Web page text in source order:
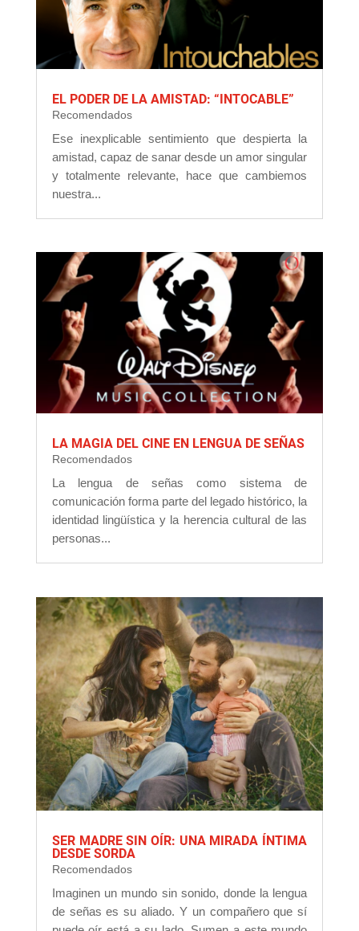
EL PODER DE LA AMISTAD: “INTOCABLE”
Recomendados
Ese inexplicable sentimiento que despierta la
amistad, capaz de sanar desde un amor singular
y totalmente relevante, hace que cambiemos
nuestra...
LA MAGIA DEL CINE EN LENGUA DE SEÑAS
Recomendados
La lengua de señas como sistema de
comunicación forma parte del legado histórico, la
identidad lingüística y la herencia cultural de las
personas...
SER MADRE SIN OÍR: UNA MIRADA ÍNTIMA
DESDE SORDA
Recomendados
Imaginen un mundo sin sonido, donde la lengua
de señas es su aliado. Y un compañero que sí